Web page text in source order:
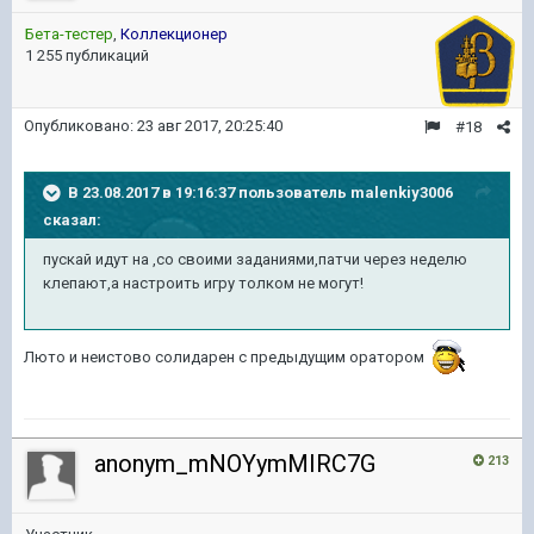
Бета-тестер, Коллекционер
1 255 публикаций
#18
Опубликовано: 23 авг 2017, 20:25:40
В 23.08.2017 в 19:16:37 пользователь malenkiy3006
сказал:
пускай идут на ,со своими заданиями,патчи через неделю
клепают,а настроить игру толком не могут!
Люто и неистово солидарен с предыдущим оратором
213
anonym_mNOYymMIRC7G